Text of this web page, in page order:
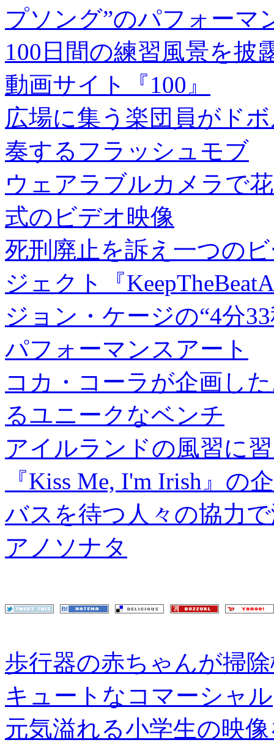
プソング”のパフォーマ
100日間の練習風景を披
動画サイト『100』
広場に集う楽団員がド
奏するフラッシュモブ
ウェアラブルカメラで
式のビデオ映像
死刑廃止を訴え一つの
ジェクト『
ジョン・ケージの“4分
パフォーマンスアート
コカ・コーラが企画し
るユニークなベンチ
アイルランドの風習に
『Kiss Me, I'm Irish』の
バスを待つ人々の協力
アノソナタ
歩行器の赤ちゃんが掃
キュートなコマーシャル
元気溢れる小学生の映